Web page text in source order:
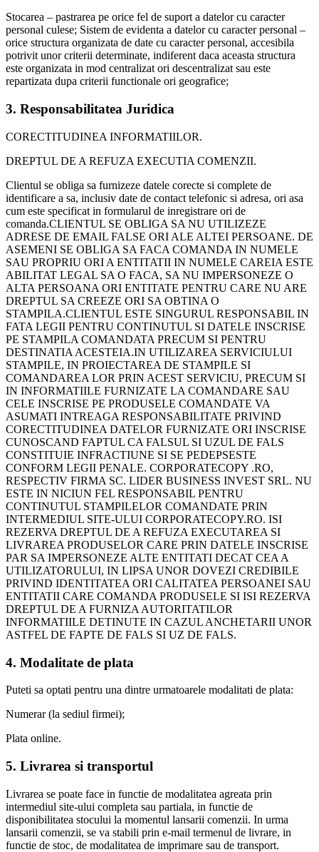
Stocarea – pastrarea pe orice fel de suport a datelor cu caracter
personal culese; Sistem de evidenta a datelor cu caracter personal –
orice structura organizata de date cu caracter personal, accesibila
potrivit unor criterii determinate, indiferent daca aceasta structura
este organizata in mod centralizat ori descentralizat sau este
repartizata dupa criterii functionale ori geografice;
3. Responsabilitatea Juridica
CORECTITUDINEA INFORMATIILOR.
DREPTUL DE A REFUZA EXECUTIA COMENZII.
Clientul se obliga sa furnizeze datele corecte si complete de
identificare a sa, inclusiv date de contact telefonic si adresa, ori asa
cum este specificat in formularul de inregistrare ori de
comanda.CLIENTUL SE OBLIGA SA NU UTILIZEZE
ADRESE DE EMAIL FALSE ORI ALE ALTEI PERSOANE. DE
ASEMENI SE OBLIGA SA FACA COMANDA IN NUMELE
SAU PROPRIU ORI A ENTITATII IN NUMELE CAREIA ESTE
ABILITAT LEGAL SA O FACA, SA NU IMPERSONEZE O
ALTA PERSOANA ORI ENTITATE PENTRU CARE NU ARE
DREPTUL SA CREEZE ORI SA OBTINA O
STAMPILA.CLIENTUL ESTE SINGURUL RESPONSABIL IN
FATA LEGII PENTRU CONTINUTUL SI DATELE INSCRISE
PE STAMPILA COMANDATA PRECUM SI PENTRU
DESTINATIA ACESTEIA.IN UTILIZAREA SERVICIULUI
STAMPILE, IN PROIECTAREA DE STAMPILE SI
COMANDAREA LOR PRIN ACEST SERVICIU, PRECUM SI
IN INFORMATIILE FURNIZATE LA COMANDARE SAU
CELE INSCRISE PE PRODUSELE COMANDATE VA
ASUMATI INTREAGA RESPONSABILITATE PRIVIND
CORECTITUDINEA DATELOR FURNIZATE ORI INSCRISE
CUNOSCAND FAPTUL CA FALSUL SI UZUL DE FALS
CONSTITUIE INFRACTIUNE SI SE PEDEPSESTE
CONFORM LEGII PENALE. CORPORATECOPY .RO,
RESPECTIV FIRMA SC. LIDER BUSINESS INVEST SRL. NU
ESTE IN NICIUN FEL RESPONSABIL PENTRU
CONTINUTUL STAMPILELOR COMANDATE PRIN
INTERMEDIUL SITE-ULUI CORPORATECOPY.RO. ISI
REZERVA DREPTUL DE A REFUZA EXECUTAREA SI
LIVRAREA PRODUSELOR CARE PRIN DATELE INSCRISE
PAR SA IMPERSONEZE ALTE ENTITATI DECAT CEA A
UTILIZATORULUI, IN LIPSA UNOR DOVEZI CREDIBILE
PRIVIND IDENTITATEA ORI CALITATEA PERSOANEI SAU
ENTITATII CARE COMANDA PRODUSELE SI ISI REZERVA
DREPTUL DE A FURNIZA AUTORITATILOR
INFORMATIILE DETINUTE IN CAZUL ANCHETARII UNOR
ASTFEL DE FAPTE DE FALS SI UZ DE FALS.
4. Modalitate de plata
Puteti sa optati pentru una dintre urmatoarele modalitati de plata:
Numerar (la sediul firmei);
Plata online.
5. Livrarea si transportul
Livrarea se poate face in functie de modalitatea agreata prin
intermediul site-ului completa sau partiala, in functie de
disponibilitatea stocului la momentul lansarii comenzii. In urma
lansarii comenzii, se va stabili prin e-mail termenul de livrare, in
functie de stoc, de modalitatea de imprimare sau de transport.